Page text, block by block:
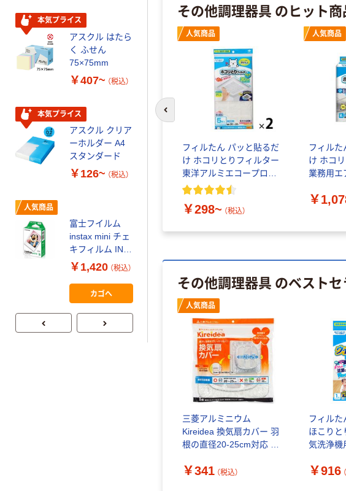
その他調理器具 のヒット商
人気商品
フィルたん パッと貼るだ
け ホコリとりフィルター
東洋アルミエコープロダ
クツ
￥298~ （税込）
人気商品
フィルた
け ホコ
業務用エ
式会社
￥
前のスライドへ
その他調理器具 のベスト
人気商品
三菱アルミニウム
Kireidea 換気扇カバー 羽
根の直径20-25cm対応 固
4902109220234 1枚
￥341 （税込）
フィルた
ほこりと
気洗浄機
￥916
本気プライス
アスクル はたら
く ふせん
75×75mm
￥407~ （税込）
本気プライス
アスクル クリア
ーホルダー A4
スタンダード
￥126~ （税込）
人気商品
富士フイルム
instax mini チェ
キフィルム INS
MINI JP1 1パッ
ク（10枚入り）
￥1,420 （税込）
カゴへ
ケージ アスク
ルオリジナル
￥140~ （税込）
本気プライス
ティッシュペー
パー ボックス
150組 5箱入 ア
スクル スマート
コンパクト ビ
ビッド PEFC認
￥328~
コピー用紙 マ
ルチペーパー
スーパーエコノ
ミー+
￥149~
本気プライス
スクル 現場のチ
0.22mm 布テー
プ
￥145~ （税込）
リ
芯
証
￥
オリジナル
ル
ア
ナ
ト
本気プライス
中
￥